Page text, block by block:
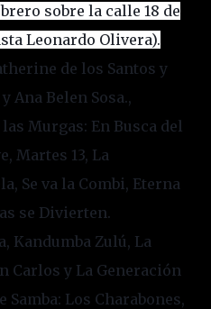
sobre la calle 18 de
Leonardo Olivera).
de los Santos y
Ana Belen Sosa.,
las Murgas: En Busca del
Martes 13, La
Se va la Combi, Eterna
se Divierten.
Kandumba Zulú, La
Carlos y La Generación
Samba: Los Charabones,